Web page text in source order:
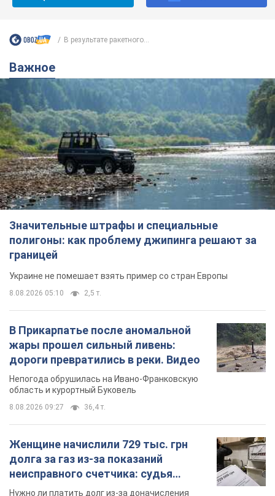
Значительные штрафы и специальные
полигоны: как проблему джипинга решают за
границей
Украине не помешает взять пример со стран Европы
8.08.2026 05:10 2,5 т.
В Прикарпатье после аномальной
жары прошел сильный ливень:
дороги превратились в реки. Видео
Непогода обрушилась на Ивано-Франковскую
область и курортный Буковель
36,4 т.
Женщине начислили 729 тыс. грн
долга за газ из-за показаний
неисправного счетчика: судья
вынес неожиданное решение
Нужно ли платить долг из-за доначисления
8.08.2026 14:43 31,8 т.